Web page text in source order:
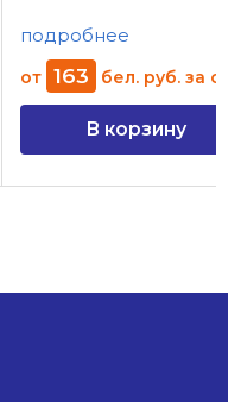
подробнее
от 163 бел. руб. за
В корзину